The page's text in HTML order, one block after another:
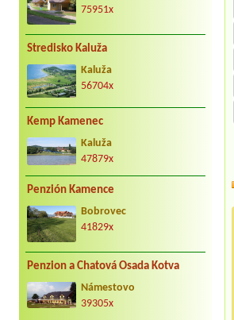
75951x
Stredisko Kaluža
Kaluža
56704x
Kemp Kamenec
Kaluža
47879x
Penzión Kamence
Bobrovec
41829x
Penzion a Chatová Osada Kotva
Námestovo
39305x